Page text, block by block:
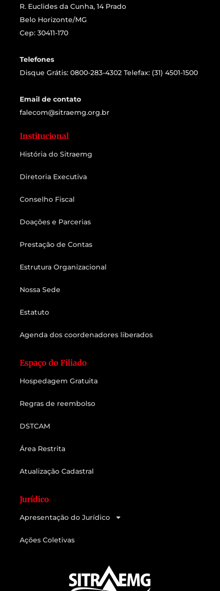
R. Euclides da Cunha, 14 Prado
Belo Horizonte/MG
Cep: 30411-170
Telefones
Disque Grátis: 0800-283-4302 Telefax: (31) 4501-1500
Email de contato
falecom@sitraemg.org.br
Institucional
História do Sitraemg
Diretoria Executiva
Conselho Fiscal
Doações e Parcerias
Prestação de Contas
Estrutura Organizacional
Nossa Sede
Estatuto
Agenda dos coordenadores liberados
Espaço do Filiado
Hospedagem Gratuita
Regras de reembolso
DSTCAM
Área Restrita
Atualização Cadastral
Jurídico
Apresentação do Jurídico
Ações Coletivas